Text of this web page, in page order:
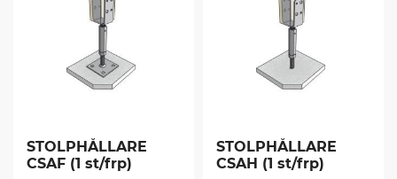
STOLPHÅLLARE
CSAF (1 st/frp)
STOLPHÅLLARE
CSAH (1 st/frp)